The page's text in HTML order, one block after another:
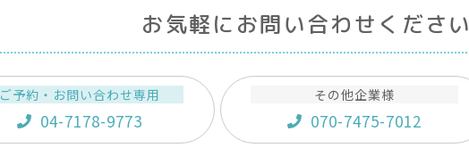
お気軽にお問い合わせください
ご予約・お問い合わせ専用
04-7178-9773
その他企業様
070-7475-7012